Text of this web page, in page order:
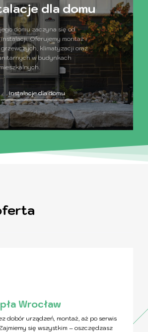
dla domu
domu zaczyna się od
Oferujemy montaż i
grzewczych, klimatyzacji oraz
w budynkach
Instalacje dla domu
Wrocław
dobór urządzeń, montaż, aż po serwis
się wszystkim – oszczędzasz